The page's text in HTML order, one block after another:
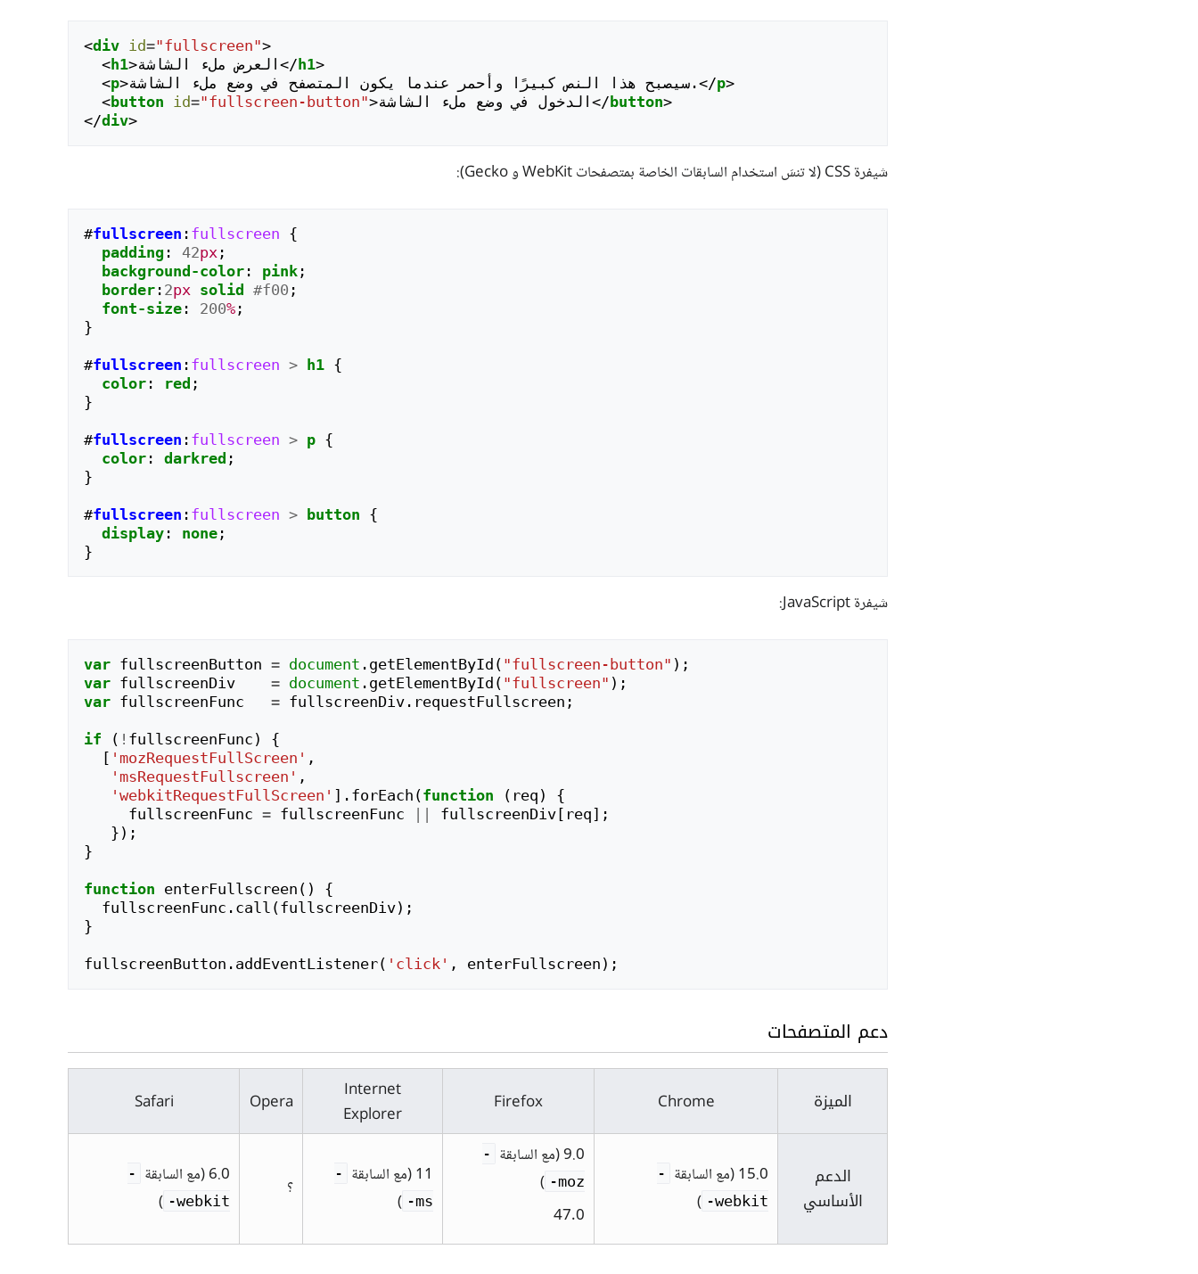
<div id="fullscreen">
<h1>العرض ملء الشاشة </ h1>
<p> سيصبح هذا النص كبيرًا وأحمر عندما يكون المتصفح في وضع ملء الشاشة.</p>
<button id="fullscreen-button">الدخول في وضع ملء الشاشة </ button>
</div>
شيفرة CSS (لا تنسَ استخدام السابقات الخاصة بمتصفحات WebKit و Gecko):
#fullscreen : fullscreen {
padding: 42px ;
background-color: pink;
border: 2px solid #f00 ;
font-size: 200%;
}
#fullscreen : fullscreen > h1 {
color: red ;
}
#fullscreen : fullscreen > p {
color: darkred ;
}
#fullscreen : fullscreen > button {
display: none;
}
شيفرة JavaScript:
var fullscreenButton = document . getElementById ( "fullscreen-button" );
var fullscreenDiv = document . getElementById ( "fullscreen" );
var fullscreenFunc = fullscreenDiv. requestFullscreen ;
if ( ! fullscreenFunc )
{
[ 'mozRequestFullScreen' ,
'msRequestFullscreen' ,
'webkitRequestFullScreen' ]. forEach (function ( req )
{
fullscreenFunc = fullscreenFunc fullscreenDiv[ req];
});
}
function enterFullscreen ()
{
fullscreenFunc . call (fullscreenDiv);
}
fullscreenButton . addEventListener( 'click' , enterFullscreen );
دعم المتصفحات
الميزة Chrome
Firefox
Internet
Explorer
Opera
Safari
الدعم
الأساسي
15.0 (مع السابقة
-
webkit-
)
9.0 (مع السابقة
-
moz-
)
47.0
11 (مع السابقة
-
ms-
)
؟ 6.0 (مع السابقة
-
webkit-
)